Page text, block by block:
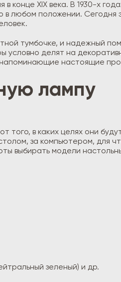
конце XIX века. В 1930-х
в любом положении. Сегодня
тумбочке, и надежный
условно делят на
настоящие
лампу
в каких целях они
за компьютером, для
выбирать модели
зеленый) и др.